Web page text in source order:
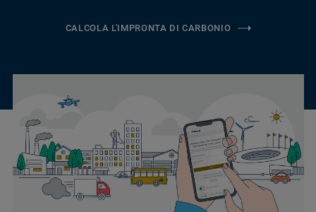
CALCOLA L'IMPRONTA DI CARBONIO